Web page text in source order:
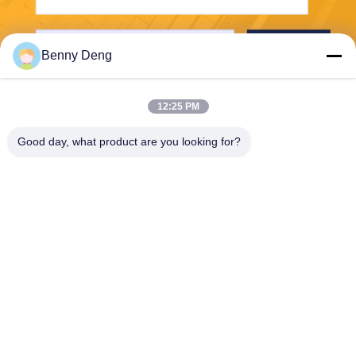
Benny Deng
12:25 PM
Good day, what product are you looking for?